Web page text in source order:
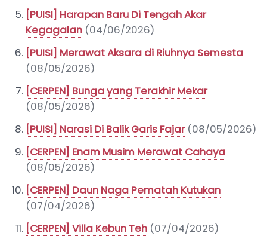
[PUISI] Harapan Baru Di Tengah Akar
Kegagalan (04/06/2026)
[PUISI] Merawat Aksara di Riuhnya Semesta
(08/05/2026)
[CERPEN] Bunga yang Terakhir Mekar
(08/05/2026)
[PUISI] Narasi Di Balik Garis Fajar (08/05/2026)
[CERPEN] Enam Musim Merawat Cahaya
(08/05/2026)
[CERPEN] Daun Naga Pematah Kutukan
(07/04/2026)
[CERPEN] Villa Kebun Teh (07/04/2026)